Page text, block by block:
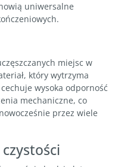
uniwersalne
miejsc w
który wytrzyma
wysoka odporność
mechaniczne, co
przez wiele